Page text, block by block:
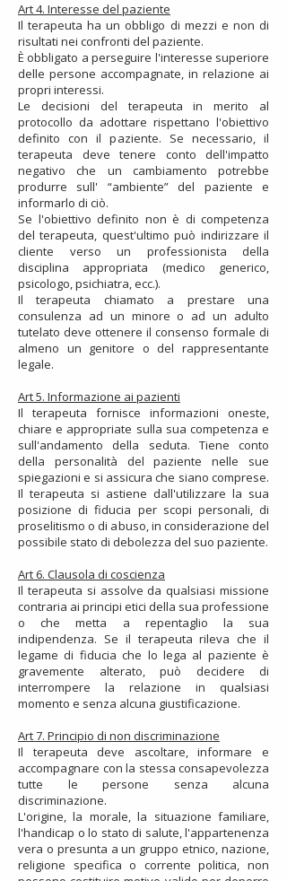
Art 4. Interesse del paziente
Il terapeuta ha un obbligo di mezzi e non di
risultati nei confronti del paziente.
È obbligato a perseguire l'interesse superiore
delle persone accompagnate, in relazione ai
propri interessi.
Le decisioni del terapeuta in merito al
protocollo da adottare rispettano l'obiettivo
definito con il paziente. Se necessario, il
terapeuta deve tenere conto dell'impatto
negativo che un cambiamento potrebbe
produrre sull' “ambiente” del paziente e
informarlo di ciò.
Se l'obiettivo definito non è di competenza
del terapeuta, quest'ultimo può indirizzare il
cliente verso un professionista della
disciplina appropriata (medico generico,
psicologo, psichiatra, ecc.).
Il terapeuta chiamato a prestare una
consulenza ad un minore o ad un adulto
tutelato deve ottenere il consenso formale di
almeno un genitore o del rappresentante
legale.
Art 5. Informazione ai pazienti
Il terapeuta fornisce informazioni oneste,
chiare e appropriate sulla sua competenza e
sull'andamento della seduta. Tiene conto
della personalità del paziente nelle sue
spiegazioni e si assicura che siano comprese.
Il terapeuta si astiene dall'utilizzare la sua
posizione di fiducia per scopi personali, di
proselitismo o di abuso, in considerazione del
possibile stato di debolezza del suo paziente.
Art 6. Clausola di coscienza
Il terapeuta si assolve da qualsiasi missione
contraria ai principi etici della sua professione
o che metta a repentaglio la sua
indipendenza. Se il terapeuta rileva che il
legame di fiducia che lo lega al paziente è
gravemente alterato, può decidere di
interrompere la relazione in qualsiasi
momento e senza alcuna giustificazione.
Art 7. Principio di non discriminazione
Il terapeuta deve ascoltare, informare e
accompagnare con la stessa consapevolezza
tutte le persone senza alcuna
discriminazione.
L'origine, la morale, la situazione familiare,
l'handicap o lo stato di salute, l'appartenenza
vera o presunta a un gruppo etnico, nazione,
religione specifica o corrente politica, non